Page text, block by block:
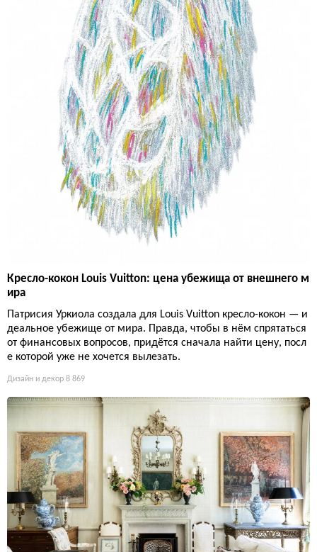
Кресло-кокон Louis Vuitton: цена убежища от внешнего м
ира
Патрисия Уркиола создала для Louis Vuitton кресло-кокон — и
деальное убежище от мира. Правда, чтобы в нём спрятаться
от финансовых вопросов, придётся сначала найти цену, посл
е которой уже не хочется вылезать.
Дизайн и декор 8 869